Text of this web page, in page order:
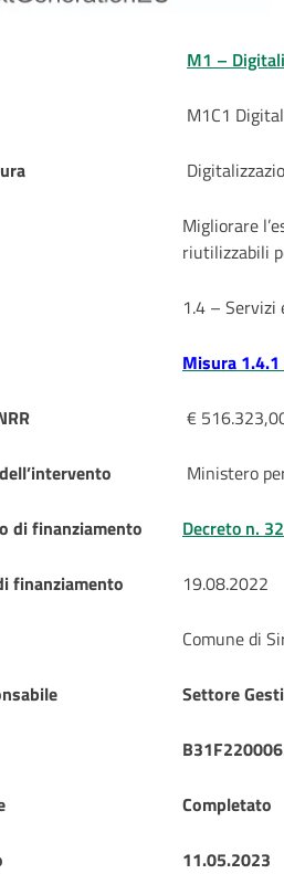
M1 –
M1C1
Migliorare
riutilizzabili
1.4 –
Misura
€
Ministero
di finanziamento Decreto n.
finanziamento 19.08.2022
Comune di
Settore
Completato
11.05.2023